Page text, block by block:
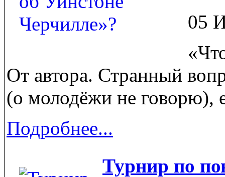
05
От автора. Странный
(о молодёжи не говорю),
Подробнее...
Турнир по